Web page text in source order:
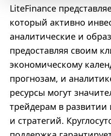
LiteFinance
который активно
аналитические и
предоставляя своим
экономическому
прогнозам, и
ресурсы могут
трейдерам в
и стратегий.